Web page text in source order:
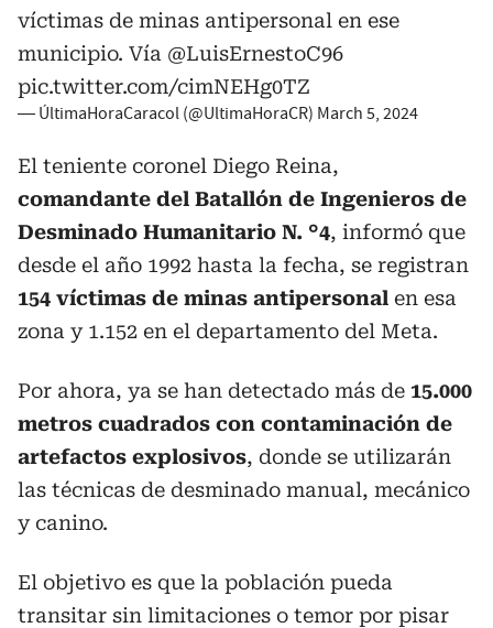
víctimas de minas antipersonal en ese
municipio. Vía @LuisErnestoC96
pic.twitter.com/cimNEHg0TZ
— ÚltimaHoraCaracol (@UltimaHoraCR) March 5, 2024
El teniente coronel Diego Reina,
comandante del Batallón de Ingenieros de
Desminado Humanitario N. °4, informó que
desde el año 1992 hasta la fecha, se registran
154 víctimas de minas antipersonal en esa
zona y 1.152 en el departamento del Meta.
Por ahora, ya se han detectado más de 15.000
metros cuadrados con contaminación de
artefactos explosivos, donde se utilizarán
las técnicas de desminado manual, mecánico
y canino.
El objetivo es que la población pueda
transitar sin limitaciones o temor por pisar